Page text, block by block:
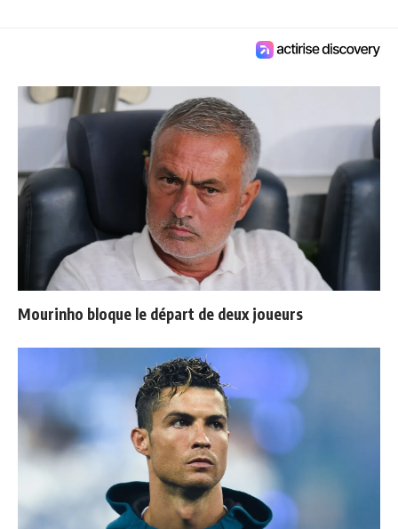
Mourinho bloque le départ de deux joueurs